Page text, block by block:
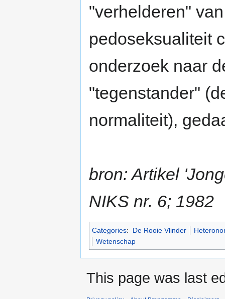
"verhelderen"
pedoseksualiteit
onderzoek naar
"tegenstander"
normaliteit),
bron: Artikel
NIKS nr. 6; 1982
Categories: De Rooie Vlinder
Wetenschap
This page was last